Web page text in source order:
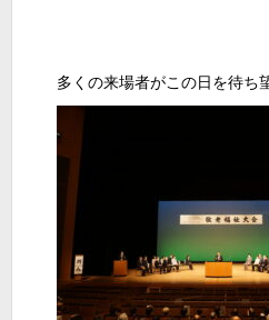
多くの来場者がこの日を待ち